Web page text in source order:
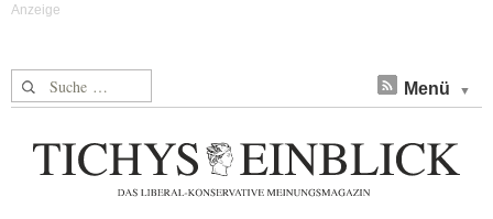
Suche nach: Menü